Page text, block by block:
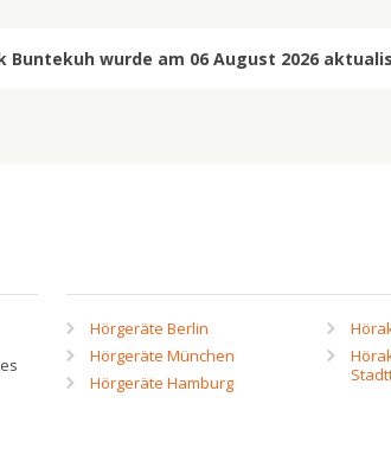
Buntekuh wurde am 06 August 2026
Hörgeräte Berlin
Hörgeräte München
Hörgeräte Hamburg